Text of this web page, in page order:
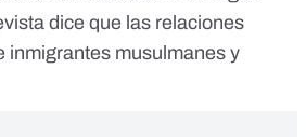
dice que las relaciones
inmigrantes musulmanes y